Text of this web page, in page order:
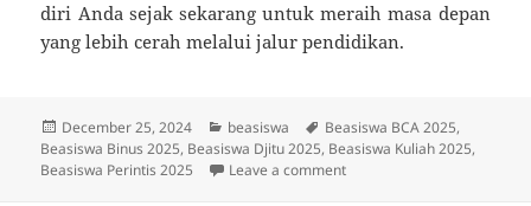
diri Anda sejak sekarang untuk meraih masa depan
yang lebih cerah melalui jalur pendidikan.
Posted
on
December 25, 2024 Categories
beasiswa Tags
Beasiswa BCA 2025,
Beasiswa Binus 2025, Beasiswa Djitu 2025, Beasiswa Kuliah 2025,
Beasiswa Perintis 2025
Leave a commenton Peluang Beasiswa